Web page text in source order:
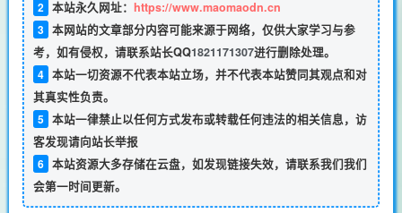
2 本站永久网址： https://www.maomaodn.cn
3 本网站的文章部分内容可能来源于网络，仅供大家学习与参
考，如有侵权，请联系站长QQ1821171307进行删除处理。
4 本站一切资源不代表本站立场，并不代表本站赞同其观点和对
其真实性负责。
5 本站一律禁止以任何方式发布或转载任何违法的相关信息，访
客发现请向站长举报
6 本站资源大多存储在云盘，如发现链接失效，请联系我们我们
会第一时间更新。